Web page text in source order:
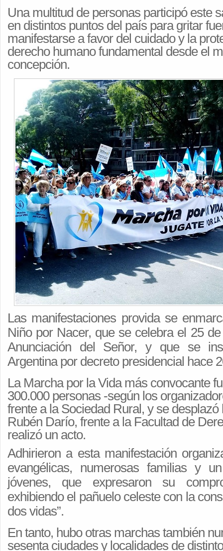
Una multitud de personas participó este
en distintos puntos del país para gritar
manifestarse a favor del cuidado y la
derecho humano fundamental desde el
concepción.
Las manifestaciones provida se
Niño por Nacer, que se celebra el 25
Anunciación del Señor, y que se
Argentina por decreto presidencial hace
La Marcha por la Vida más convocante
300.000 personas -según los
frente a la Sociedad Rural, y se desplazó
Rubén Darío, frente a la Facultad de
realizó un acto.
Adhirieron a esta manifestación
evangélicas, numerosas familias y
jóvenes, que expresaron su
exhibiendo el pañuelo celeste con la
dos vidas”.
En tanto, hubo otras marchas también
sesenta ciudades y localidades de